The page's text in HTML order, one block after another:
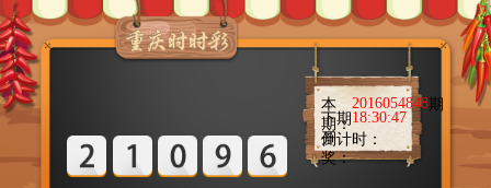
本
期：
2016054848期
下期
开
奖：
18:30:47
倒计时：